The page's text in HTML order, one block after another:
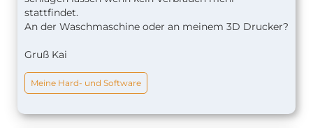
stattfindet.
An der Waschmaschine oder an meinem 3D Drucker?
Gruß Kai
Meine Hard- und Software